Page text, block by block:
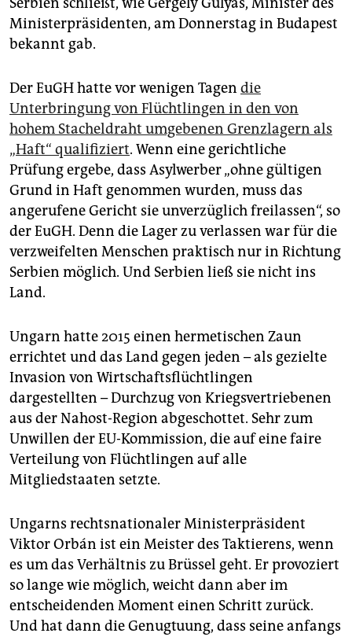
Ministerpräsidenten, am Donnerstag in Budapest
bekannt gab.
Der EuGH hatte vor wenigen Tagen die
Unterbringung von Flüchtlingen in den von
hohem Stacheldraht umgebenen Grenzlagern als
„Haft“ qualifiziert. Wenn eine gerichtliche
Prüfung ergebe, dass Asylwerber „ohne gültigen
Grund in Haft genommen wurden, muss das
angerufene Gericht sie unverzüglich freilassen“, so
der EuGH. Denn die Lager zu verlassen war für die
verzweifelten Menschen praktisch nur in Richtung
Serbien möglich. Und Serbien ließ sie nicht ins
Land.
Ungarn hatte 2015 einen hermetischen Zaun
errichtet und das Land gegen jeden – als gezielte
Invasion von Wirtschaftsflüchtlingen
dargestellten – Durchzug von Kriegsvertriebenen
aus der Nahost-Region abgeschottet. Sehr zum
Unwillen der EU-Kommission, die auf eine faire
Verteilung von ­Flüchtlingen auf alle
Mitgliedstaaten setzte.
Ungarns rechtsnationaler Ministerpräsident
Viktor Orbán ist ein Meister des Taktierens, wenn
es um das Verhältnis zu Brüssel geht. Er provoziert
so lange wie möglich, weicht dann aber im
entscheidenden Moment einen Schritt zurück.
Und hat dann die Genugtuung, dass seine anfangs